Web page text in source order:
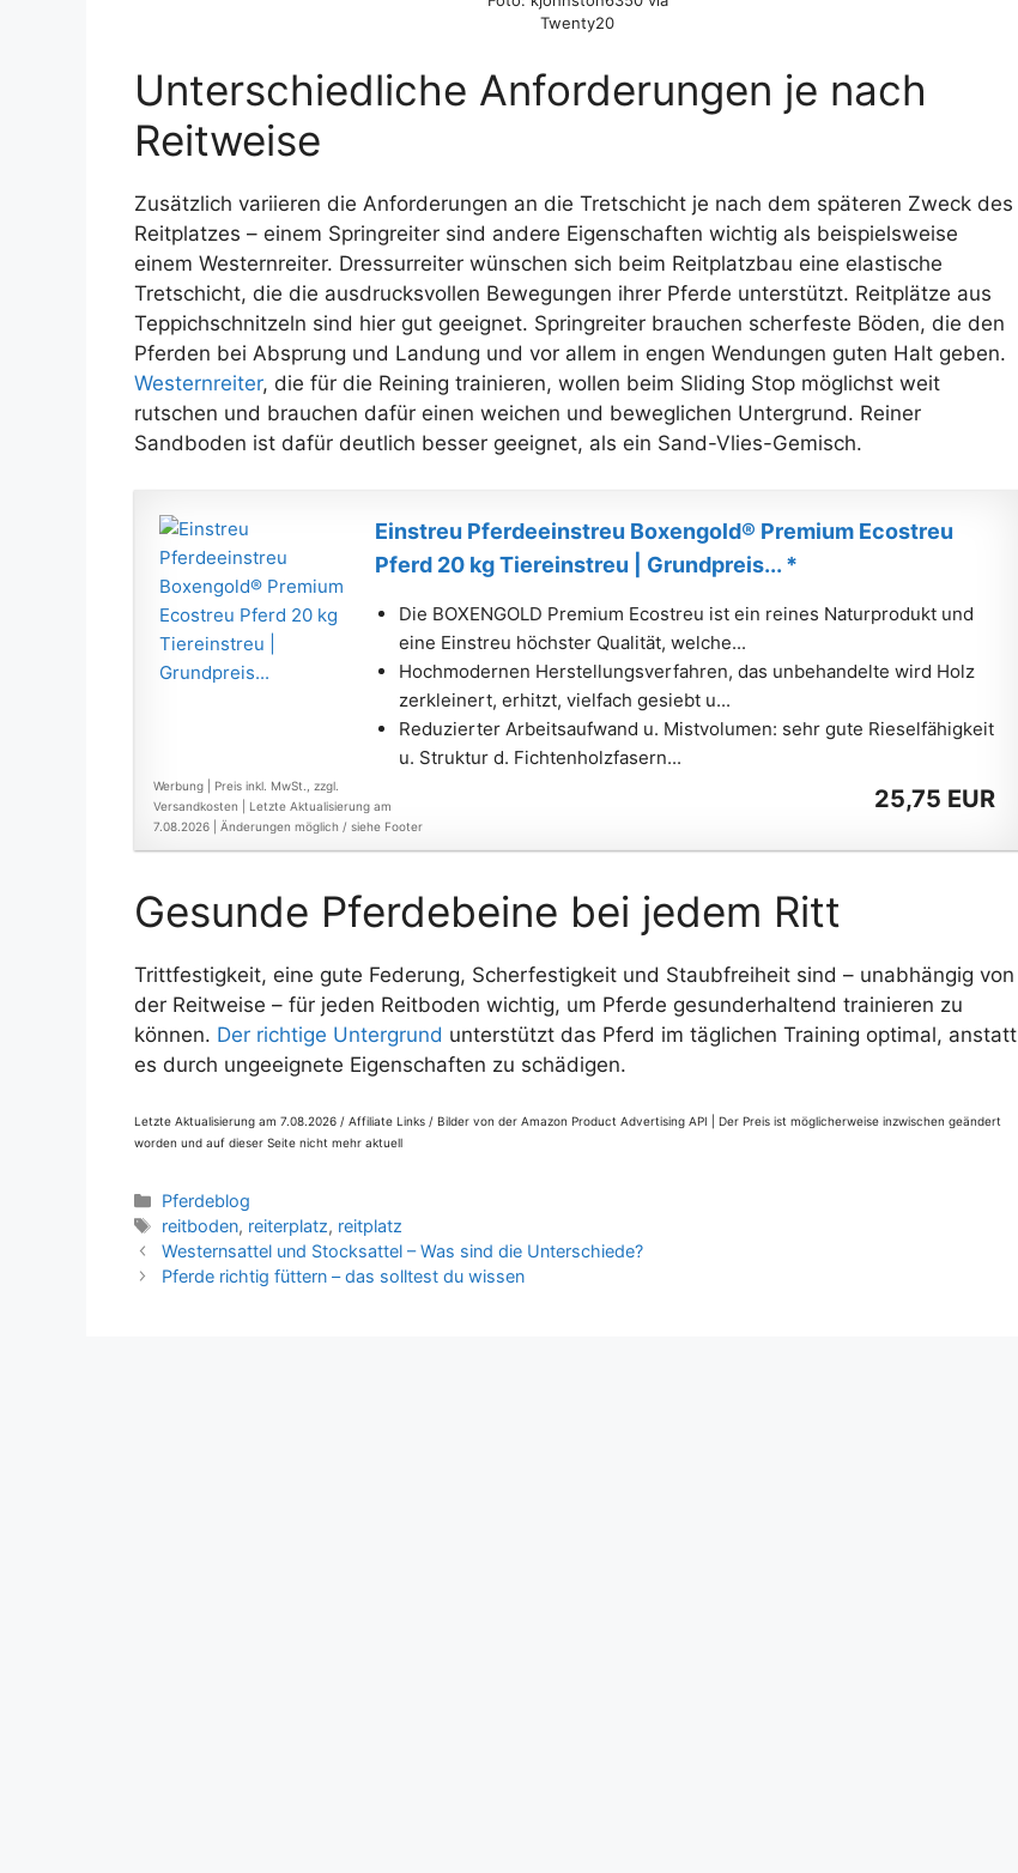
Twenty20
Unterschiedliche Anforderungen je nach
Reitweise
Zusätzlich variieren die Anforderungen an die Tretschicht je nach dem späteren Zweck des
Reitplatzes – einem Springreiter sind andere Eigenschaften wichtig als beispielsweise
einem Westernreiter. Dressurreiter wünschen sich beim Reitplatzbau eine elastische
Tretschicht, die die ausdrucksvollen Bewegungen ihrer Pferde unterstützt. Reitplätze aus
Teppichschnitzeln sind hier gut geeignet. Springreiter brauchen scherfeste Böden, die den
Pferden bei Absprung und Landung und vor allem in engen Wendungen guten Halt geben.
Westernreiter, die für die Reining trainieren, wollen beim Sliding Stop möglichst weit
rutschen und brauchen dafür einen weichen und beweglichen Untergrund. Reiner
Sandboden ist dafür deutlich besser geeignet, als ein Sand-Vlies-Gemisch.
Einstreu Pferdeeinstreu Boxengold® Premium Ecostreu
Pferd 20 kg Tiereinstreu | Grundpreis... *
Die BOXENGOLD Premium Ecostreu ist ein reines Naturprodukt und
eine Einstreu höchster Qualität, welche...
Hochmodernen Herstellungsverfahren, das unbehandelte wird Holz
zerkleinert, erhitzt, vielfach gesiebt u...
Reduzierter Arbeitsaufwand u. Mistvolumen: sehr gute Rieselfähigkeit
u. Struktur d. Fichtenholzfasern...
25,75 EUR
Werbung | Preis inkl. MwSt., zzgl.
Versandkosten | Letzte Aktualisierung am
7.08.2026 | Änderungen möglich / siehe Footer
Gesunde Pferdebeine bei jedem Ritt
Trittfestigkeit, eine gute Federung, Scherfestigkeit und Staubfreiheit sind – unabhängig von
der Reitweise – für jeden Reitboden wichtig, um Pferde gesunderhaltend trainieren zu
können. Der richtige Untergrund unterstützt das Pferd im täglichen Training optimal, anstatt
es durch ungeeignete Eigenschaften zu schädigen.
Letzte Aktualisierung am 7.08.2026 / Affiliate Links / Bilder von der Amazon Product Advertising API | Der Preis ist möglicherweise inzwischen geändert
worden und auf dieser Seite nicht mehr aktuell
Kategorien
Pferdeblog
Schlagwörter
reitboden, reiterplatz, reitplatz
Westernsattel und Stocksattel – Was sind die Unterschiede?
Pferde richtig füttern – das solltest du wissen